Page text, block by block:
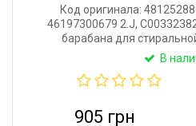
Код оригинала:
46197300679 2.J,
барабана для
Bauknecht, Indesit, Hotpoint-
16,4x13 мм.
В
905 грн